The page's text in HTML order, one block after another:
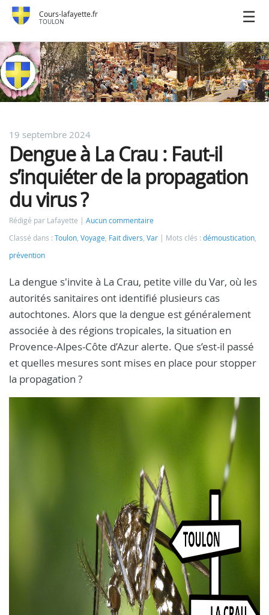
Cours-lafayette.fr
TOULON
19 septembre 2024
Dengue à La Crau : Faut-il
s’inquiéter de la propagation
du virus ?
Rédigé par Lafayette
Aucun commentaire
Classé dans : Toulon, Voyage, Fait divers, Var Mots clés : démoustication,
prévention
La dengue s'invite à La Crau, petite ville du Var, où les
autorités sanitaires ont identifié plusieurs cas
autochtones. Alors que la dengue est généralement
associée à des régions tropicales, la situation en
Provence-Alpes-Côte d’Azur alerte. Que s’est-il passé
et quelles mesures sont mises en place pour stopper
la propagation ?